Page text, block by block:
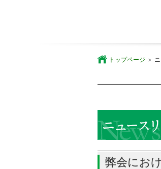
トップページ
弊会にお